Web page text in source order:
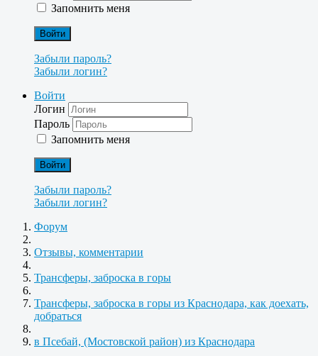
Запомнить меня
Войти
Забыли пароль?
Забыли логин?
Войти
Логин
Пароль
Запомнить меня
Войти
Забыли пароль?
Забыли логин?
Форум
Отзывы, комментарии
Трансферы, заброска в горы
Трансферы, заброска в горы из Краснодара, как доехать,
добраться
в Псебай, (Мостовской район) из Краснодара